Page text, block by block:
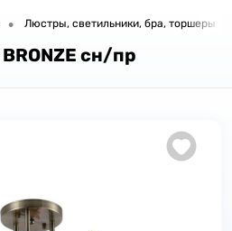
• Люстры, светильники, бра, торшеры
сн/пр